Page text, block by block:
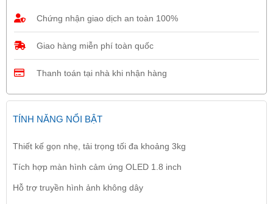
Chứng nhận giao dịch an toàn 100%
Giao hàng miễn phí toàn quốc
Thanh toán tại nhà khi nhận hàng
TÍNH NĂNG NỔI BẬT
Thiết kế gọn nhẹ, tải trọng tối đa khoảng 3kg
Tích hợp màn hình cảm ứng OLED 1.8 inch
Hỗ trợ truyền hình ảnh không dây